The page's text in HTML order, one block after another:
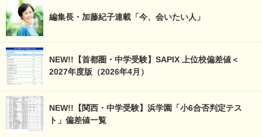
編集長・加藤紀子連載「今、会いたい人」
NEW!!【首都圏・中学受験】SAPIX 上位校偏差値＜
2027年度版（2026年4月）
NEW!!【関西・中学受験】浜学園「小6合否判定テス
ト」偏差値一覧